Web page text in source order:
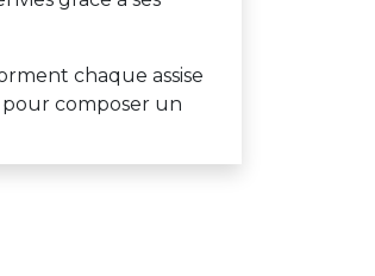
chaque assise
composer un